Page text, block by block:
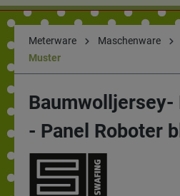
Meterware Maschenware
Muster
Baumwolljersey-
- Panel Roboter